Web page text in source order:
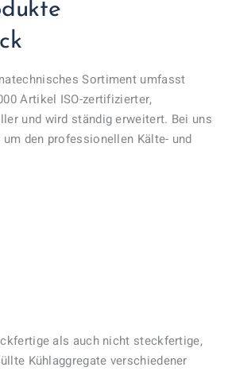
Sortiment umfasst
Artikel ISO-zertifizierter,
und wird ständig erweitert. Bei uns
den professionellen Kälte- und
als auch nicht steckfertige,
Kühlaggregate verschiedener